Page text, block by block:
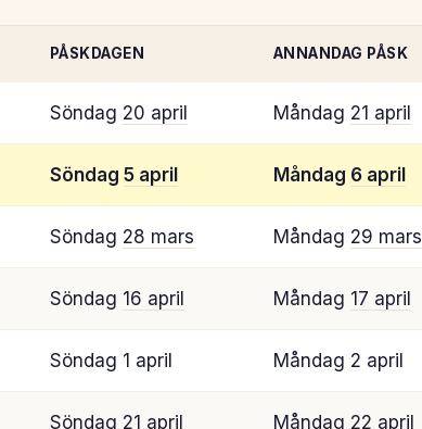
PÅSKDAGEN ANNANDAG PÅSK
Söndag 20 april Måndag 21 april
Söndag 5 april Måndag 6 april
Söndag 28 mars Måndag 29 mars
Söndag 16 april Måndag 17 april
Söndag 1 april Måndag 2 april
Söndag 21 april Måndag 22 april